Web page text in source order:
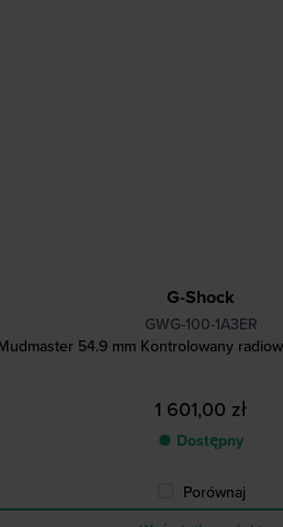
G-Shock
GWG-100-1A3ER
54.9 mm Kontrolowany
1 601,00 zł
● Dostępny
Porównaj